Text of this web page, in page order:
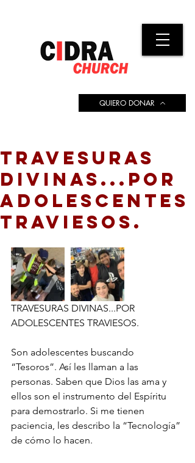
QUIERO DONAR
TRAVESURAS
DIVINAS...POR
ADOLESCENTES
TRAVIESOS.
TRAVESURAS DIVINAS...POR
ADOLESCENTES TRAVIESOS.
Son adolescentes buscando
“Tesoros”. Así les llaman a las
personas. Saben que Dios las ama y
ellos son el instrumento del Espíritu
para demostrarlo. Si me tienen
paciencia, les describo la “Tecnología”
de cómo lo hacen.